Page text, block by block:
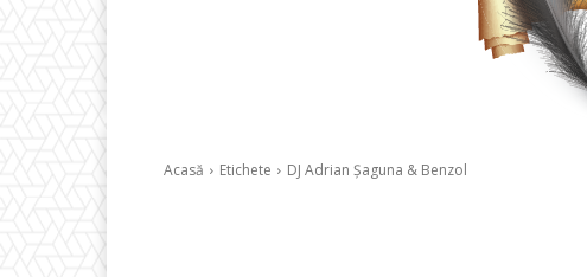
Acasă Etichete DJ Adrian Șaguna & Benzol